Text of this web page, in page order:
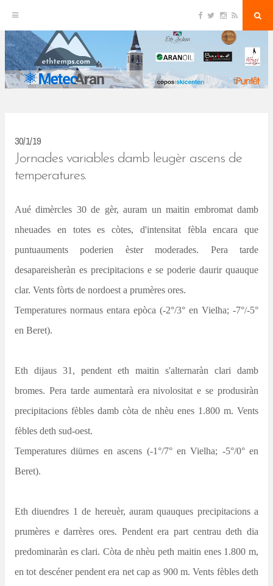
k
i
p
c
o
o
i
e
r
s
t
a
g
r
m
R
S
a
30/1/19
Jornades variables damb leugèr ascens de
temperatures.
Aué dimèrcles 30 de gèr, auram un maitin embromat damb
nheuades en totes es còtes, d'intensitat fèbla encara que
puntuauments poderien èster moderades. Pera tarde
desapareisheràn es precipitacions e se poderie daurir quauque
clar. Vents fòrts de nordoest a prumères ores.
Temperatures normaus entara epòca (-2°/3° en Vielha; -7°/-5°
en Beret).
Eth dijaus 31, pendent eth maitin s'alternaràn clari damb
bromes. Pera tarde aumentarà era nivolositat e se produsiràn
precipitacions fèbles damb còta de nhèu enes 1.800 m. Vents
fèbles deth sud-oest.
Temperatures diürnes en ascens (-1°/7° en Vielha; -5°/0° en
Beret).
Eth diuendres 1 de hereuèr, auram quauques precipitacions a
prumères e darrères ores. Pendent era part centrau deth dia
predominaràn es clari. Còta de nhèu peth maitin enes 1.800 m,
en tot descéner pendent era net cap as 900 m. Vents fèbles deth